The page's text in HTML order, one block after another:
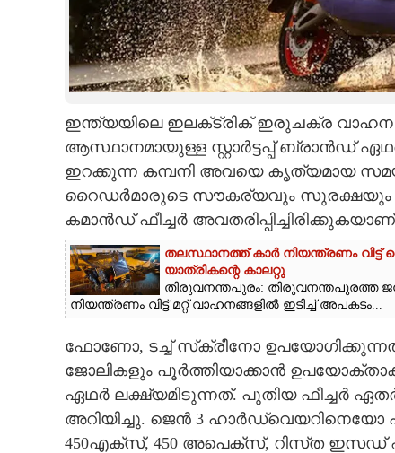
CARTOONS
LITERATURE
CONTACT US
ഇന്ത്യയിലെ ഇലക്‌ട്രിക് ഇരുചക്ര
ആസ്ഥാനമായുള്ള സ്റ്റാർട്ടപ്പ് ബ്രാൻഡ്
ഇറക്കുന്ന കമ്പനി അവയെ കൃത്യമായ
റൈഡർമാരുടെ സൗകര്യവും സുരക്ഷയും
കമാൻഡ് ഫീച്ചർ
തലസ്ഥാനത്ത് കാർ നിയന്ത്രണം വിട്ട്
യാത്രികന്റെ കാലറ്റു
തിരുവനന്തപുരം: തിരുവനന്തപുരത്ത
നിയന്ത്രണം വിട്ട് മറ്റ് വാഹനങ്ങളിൽ ഇടിച്ച് അപകടം...
ഫോണോ, ടച്ച്‌ സ്‌ക്രീനോ
ജോലികളും പൂർത്തിയാക്കാൻ
ഏഥർ ലക്ഷ്യമിടുന്നത്. പുതിയ ഫീച്ചർ
അറിയിച്ചു. ജെൻ 3 ഹാർഡ്‌വെയറിനെയോ
450എക്സ്, 450 അപെക്‌സ്, റിസ്‌ത ഇസഡ്